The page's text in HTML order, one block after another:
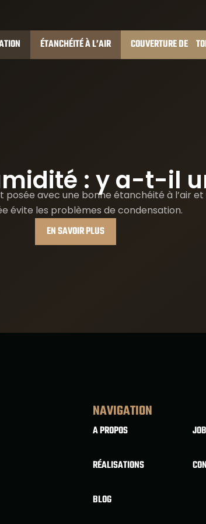
ÉTANCHÉITÉ À L’AIR COUVERTURE DE
: y a-t-il
avec une bonne étanchéité à l’air
évite les problèmes de condensation.
EN SAVOIR PLUS
NAVIGATION
A PROPOS
RÉALISATIONS
BLOG